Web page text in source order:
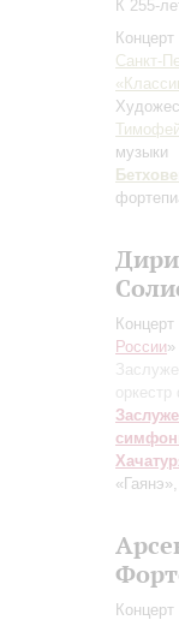
К 255-
Санкт-
музыки
России»